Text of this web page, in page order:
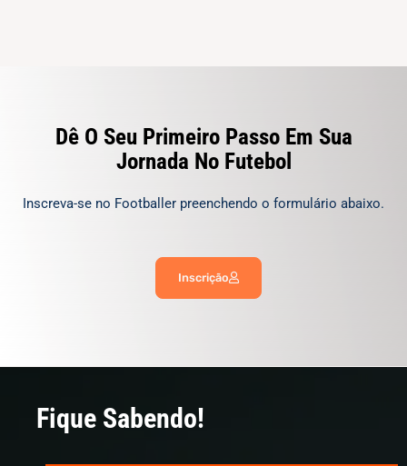
Dê O Seu Primeiro Passo Em Sua
Jornada No Futebol
Inscreva-se no Footballer preenchendo o formulário abaixo.
Inscrição
Fique Sabendo!